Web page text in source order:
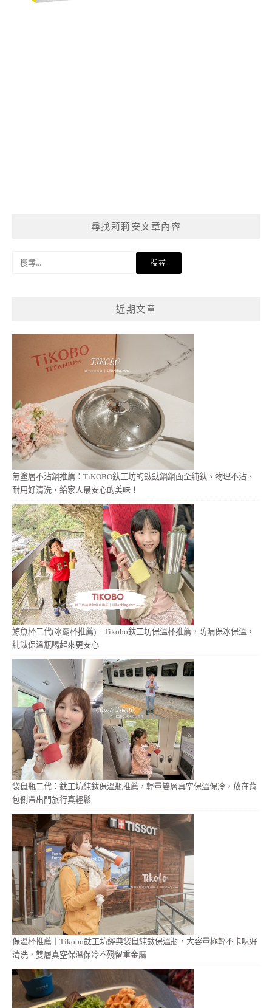
尋找莉莉安文章內容
近期文章
無塗層不沾鍋推薦：TiKOBO鈦工坊的鈦鈦鍋鍋面全純鈦、物理不沾、
耐用好清洗，給家人最安心的美味！
鯨魚杯二代(冰霸杯推薦)｜Tikobo鈦工坊保溫杯推薦，防漏保冰保溫，
純鈦保溫瓶喝起來更安心
袋鼠瓶二代：鈦工坊純鈦保溫瓶推薦，輕量雙層真空保溫保冷，放在背
包側帶出門旅行真輕鬆
保溫杯推薦｜Tikobo鈦工坊經典袋鼠純鈦保溫瓶，大容量極輕不卡味好
清洗，雙層真空保溫保冷不殘留重金屬